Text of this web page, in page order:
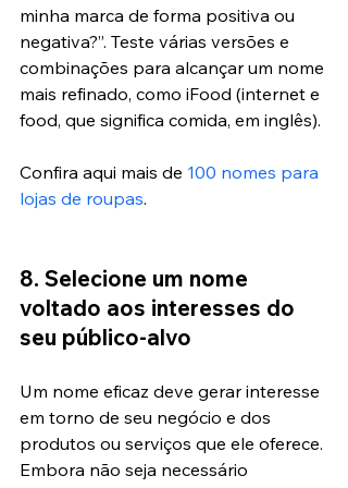
minha marca de forma positiva ou
negativa?”. Teste várias versões e
combinações para alcançar um nome
mais refinado, como iFood (internet e
food, que significa comida, em inglês).
Confira aqui mais de 100 nomes para
lojas de roupas.
8. Selecione um nome
voltado aos interesses do
seu público-alvo
Um nome eficaz deve gerar interesse
em torno de seu negócio e dos
produtos ou serviços que ele oferece.
Embora não seja necessário